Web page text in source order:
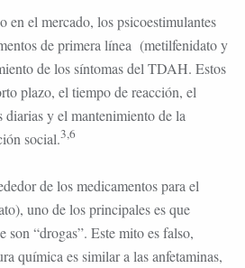
en el mercado, los psicoestimulantes
de primera línea (metilfenidato y
de los síntomas del TDAH. Estos
plazo, el tiempo de reacción, el
diarias y el mantenimiento de la
social.3,6
de los medicamentos para el
uno de los principales es que
son “drogas”. Este mito es falso,
química es similar a las anfetaminas,